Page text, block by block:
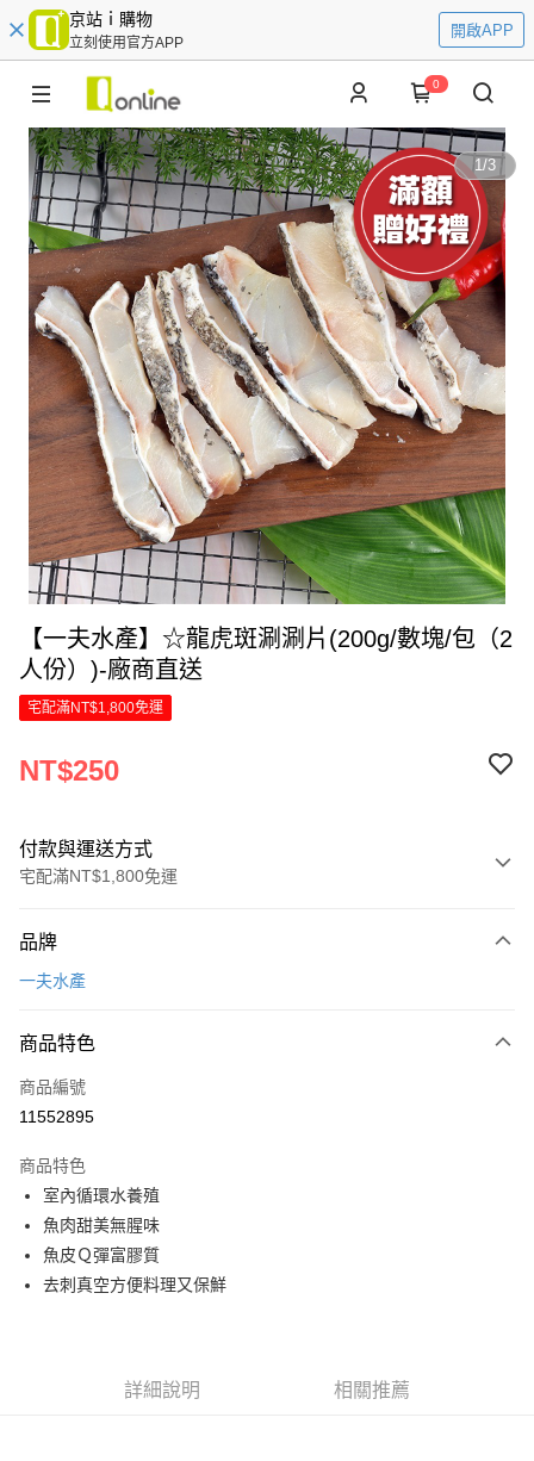
京站ｉ購物
立刻使用官方APP
開啟APP
0
1/3
【一夫水產】☆龍虎斑涮涮片(200g/數塊/包（2
人份）)-廠商直送
宅配滿NT$1,800免運
NT$250
付款與運送方式
宅配滿NT$1,800免運
信用卡一次付款
6 期 0 利率 每期
合作金庫商業銀行
上海商業儲蓄銀行
臺灣中小企業銀行
匯豐（台灣）商業銀行
聯邦商業銀行
元大商業銀行
玉山商業銀行
LINE Pay
Apple Pay
街口支付
悠遊付
Google Pay
【大哥付你分期使用說明】
品牌
一夫水產
商品特色
商品編號
11552895
商品特色
室內循環水養殖
魚肉甜美無腥味
魚皮Ｑ彈富膠質
去刺真空方便料理又保鮮
詳細說明 相關推薦